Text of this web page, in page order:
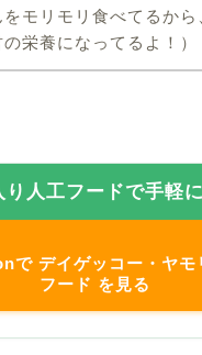
モリモリ食べてるから
栄養になってるよ！）
り人工フードで手軽
で デイゲッコー・ヤモ
フード を見る